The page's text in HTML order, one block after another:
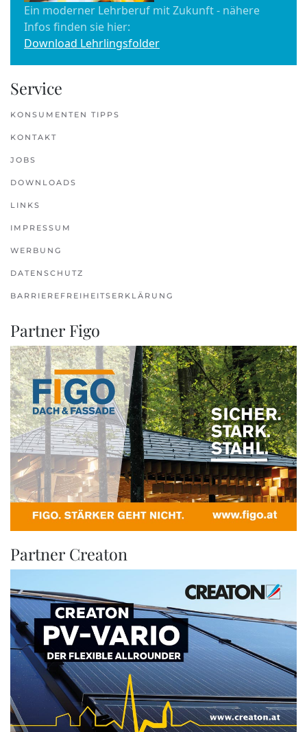
Ein moderner Lehrberuf mit Zukunft - nähere
Infos finden sie hier:
Download Lehrlingsfolder
Service
KONSUMENTEN TIPPS
KONTAKT
JOBS
DOWNLOADS
LINKS
IMPRESSUM
WERBUNG
DATENSCHUTZ
BARRIEREFREIHEITSERKLÄRUNG
Partner Figo
Partner Creaton